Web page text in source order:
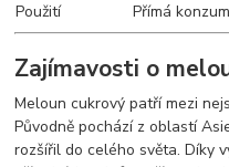
Použití
Přímá
Zajímavosti o
Meloun cukrový patří mezi
Původně pochází z oblastí
rozšířil do celého světa. Díky